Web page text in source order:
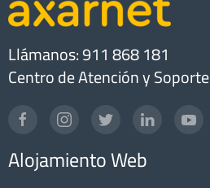
Llámanos: 911 868 181
Centro de Atención y Soporte
Alojamiento Web